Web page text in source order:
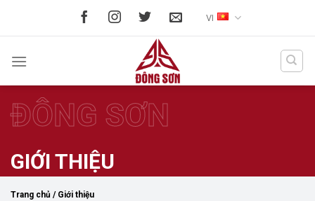
VI
ĐÔNG SƠN
GIỚI THIỆU
Trang chủ / Giới thiệu